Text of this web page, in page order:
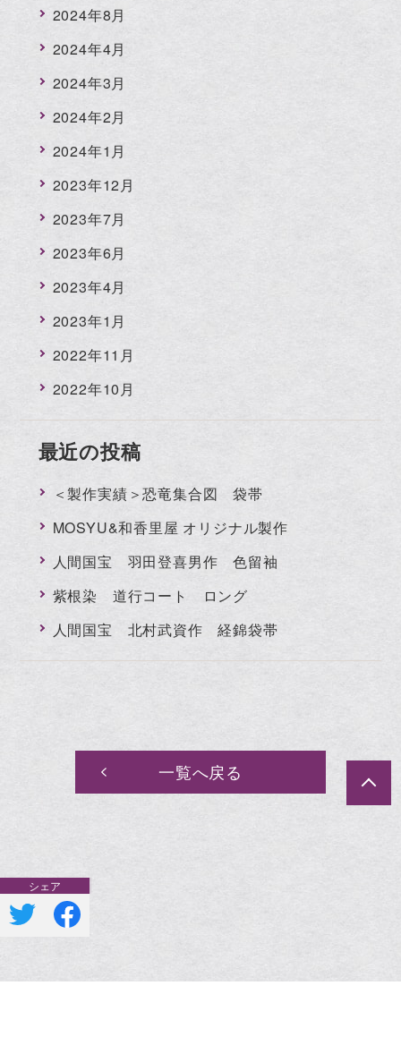
2024年8月
2024年4月
2024年3月
2024年2月
2024年1月
2023年12月
2023年7月
2023年6月
2023年4月
2023年1月
2022年11月
2022年10月
最近の投稿
＜製作実績＞恐竜集合図 袋帯
MOSYU&和香里屋 オリジナル製作
人間国宝 羽田登喜男作 色留袖
紫根染 道行コート ロング
人間国宝 北村武資作 経錦袋帯
一覧へ戻る